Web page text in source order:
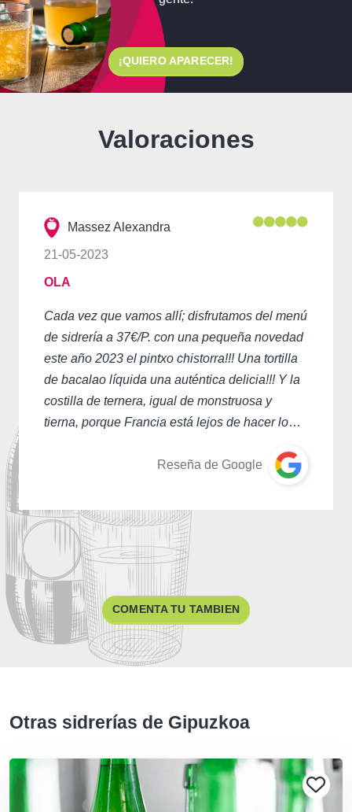
¡QUIERO APARECER!
Valoraciones
Massez Alexandra
21-05-2023
OLA
Cada vez que vamos allí; disfrutamos del menú
de sidrería a 37€/P. con una pequeña novedad
este año 2023 el pintxo chistorra!!! Una tortilla
de bacalao líquida una auténtica delicia!!! Y la
costilla de ternera, igual de monstruosa y
tierna, porque Francia está lejos de hacer lo
Reseña de Google
COMENTA TU TAMBIEN
Otras sidrerías de Gipuzkoa